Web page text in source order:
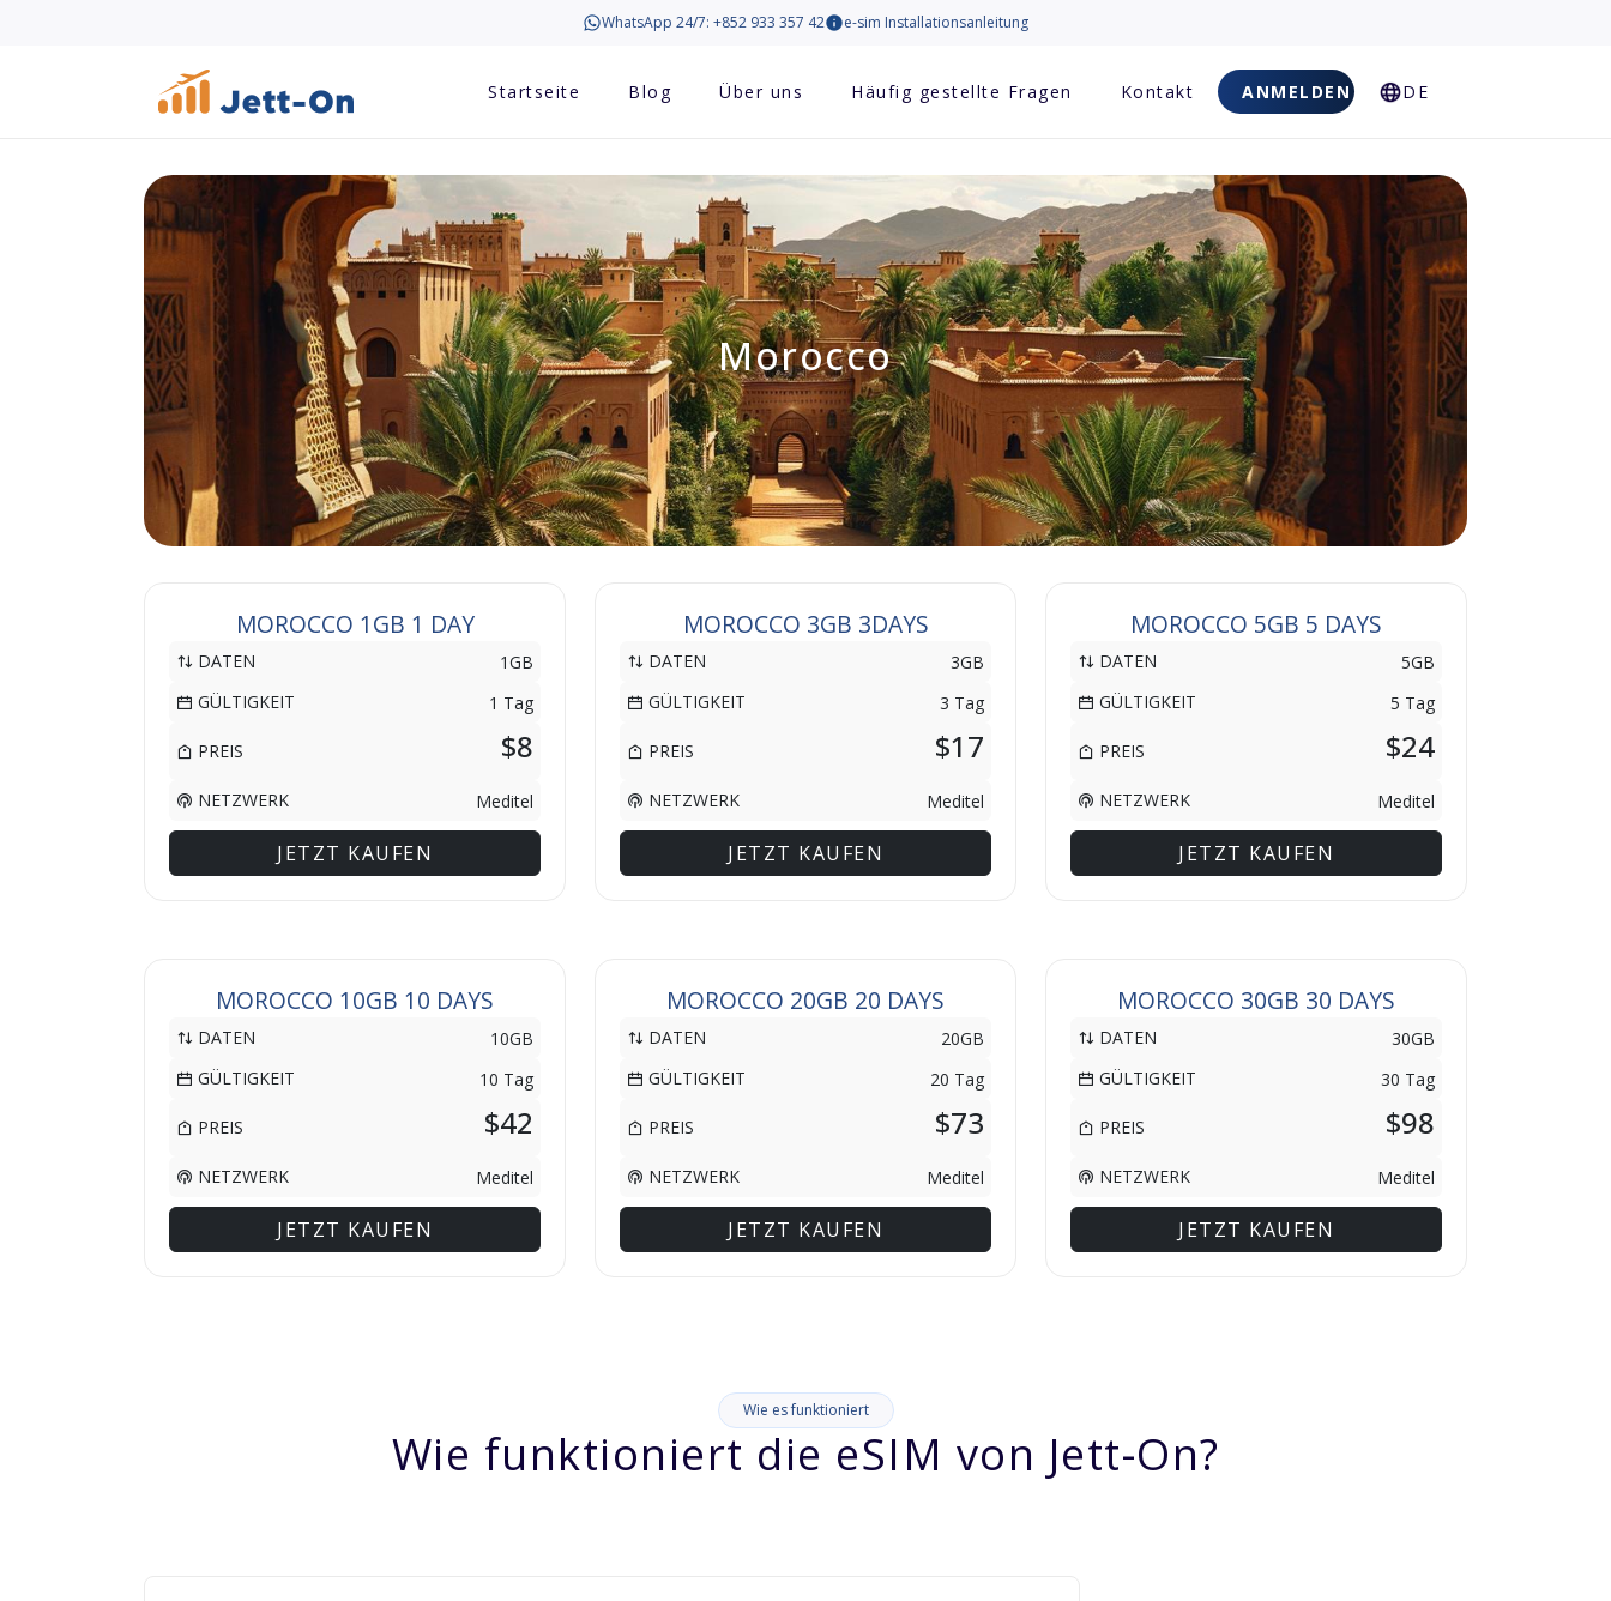
WhatsApp 24/7: +852 933 357 42 e-sim Installationsanleitung
Startseite Blog Über uns Häufig gestellte Fragen Kontakt ANMELDEN DE
Morocco
MOROCCO 1GB 1 DAY
DATEN
1GB
GÜLTIGKEIT
1 Tag
PREIS $8
NETZWERK Meditel
JETZT KAUFEN
MOROCCO 3GB 3DAYS
DATEN
3GB
GÜLTIGKEIT
3 Tag
PREIS $17
NETZWERK Meditel
JETZT KAUFEN
MOROCCO 5GB 5 DAYS
DATEN
5GB
GÜLTIGKEIT
5 Tag
PREIS $24
NETZWERK Meditel
JETZT KAUFEN
MOROCCO 10GB 10 DAYS
DATEN
10GB
GÜLTIGKEIT
10 Tag
PREIS $42
NETZWERK Meditel
JETZT KAUFEN
MOROCCO 20GB 20 DAYS
DATEN
20GB
GÜLTIGKEIT
20 Tag
PREIS $73
NETZWERK Meditel
JETZT KAUFEN
MOROCCO 30GB 30 DAYS
DATEN
30GB
GÜLTIGKEIT
30 Tag
PREIS $98
NETZWERK Meditel
JETZT KAUFEN
Wie es funktioniert
Wie funktioniert die eSIM von Jett-On?